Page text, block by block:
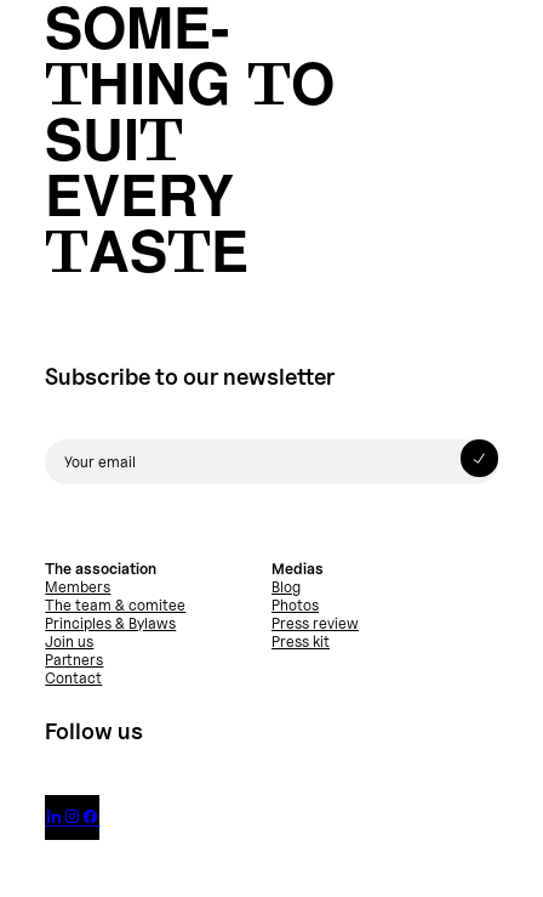
SOME-
THING TO
SUIT
EVERY
TASTE
Subscribe to our newsletter
The association
Members
The team & comitee
Principles & Bylaws
Join us
Partners
Contact
Medias
Blog
Photos
Press review
Press kit
Follow us
  